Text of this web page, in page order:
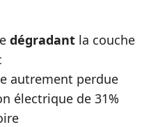
dégradant la couche
autrement perdue
électrique de 31%